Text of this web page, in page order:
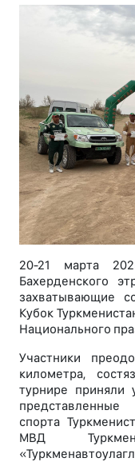
20-21 марта
Бахерденского
захватывающие
Кубок
Национального
Участники
километра,
турнире приняли
спорта
МВД